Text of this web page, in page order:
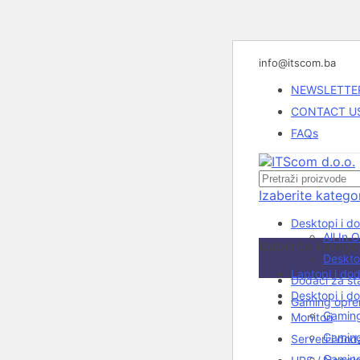
info@itscom.ba
CONTACT
FAQs
Izaberite
Desktopi i
All In
Dodaci za
Gaming
Izaberite
Laptopi i
Desktopi i
Monitori
Serveri i
Rasprodato